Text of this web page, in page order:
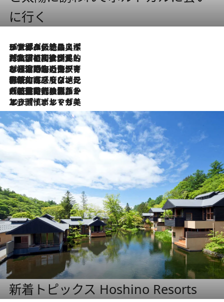
に行く
2026.8.8
リスボンの絶品スイーツ「パステル・デ・ナタ」とは？ポルトガル伝統の奥深い世界へ
2026.7.27
「私の祖国はポルトガル語です」国民的詩人フェルナンド・ペソアと、彼が愛した文学の街を歩く
2026.7.26
ポルトガル近海が育む極上の海の幸。キリリと冷えた白ワインと愉しむ、シーフード専門店の贅沢
2026.7.22
伝統の味をモダンに昇華。高感度な地元客が集う、リスボンの最旬ガストロノミー
2026.7.21
大航海時代の栄華から、震災、独裁、そして革命へ。ポルトガル・首都リスボンの石畳に刻まれた「歴史の光と影」
2026.7.13
エッセイ・ヤマザキマリ「慎ましくも美しき国 ポルトガル」
新着トピックス Hoshino Resorts